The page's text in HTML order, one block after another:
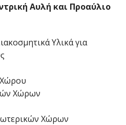
Αυλή και Προαύλιο
Υλικά για
Χώρων
Χώρων